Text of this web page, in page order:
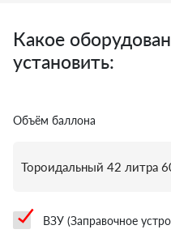
Какое
установить:
Объём баллона
ВЗУ (Заправочное